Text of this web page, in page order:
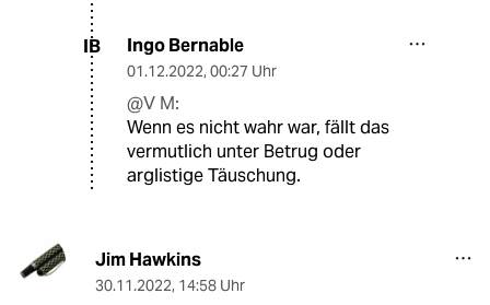
IB Ingo Bernable
01.12.2022, 00:27 Uhr
@V M:
Wenn es nicht wahr war, fällt das
vermutlich unter Betrug oder
arglistige Täuschung.
Jim Hawkins
30.11.2022, 14:58 Uhr